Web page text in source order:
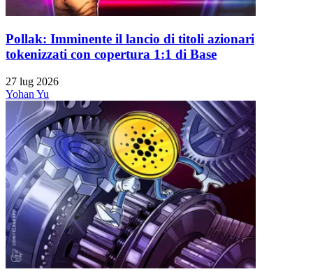
Pollak: Imminente il lancio di titoli azionari
tokenizzati con copertura 1:1 di Base
27 lug 2026
Yohan Yu